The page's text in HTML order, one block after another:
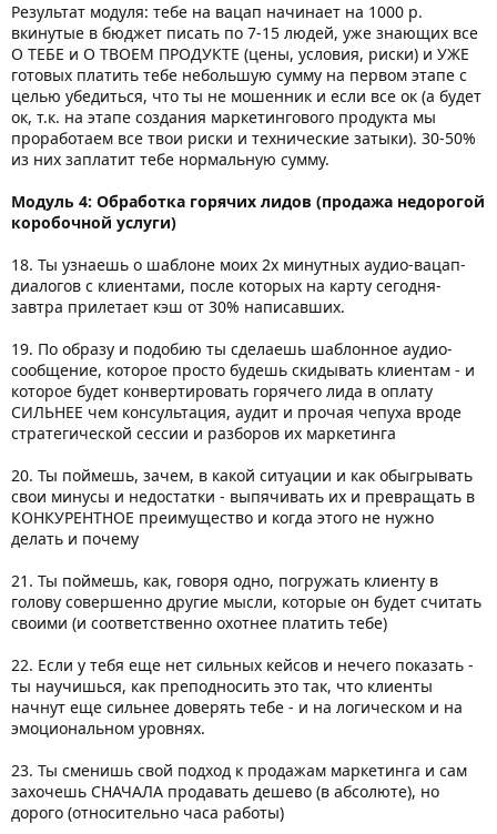
Результат модуля: тебе на вацап начинает на 1000 р.
вкинутые в бюджет писать по 7-15 людей, уже знающих все
О ТЕБЕ и О ТВОЕМ ПРОДУКТЕ (цены, условия, риски) и УЖЕ
готовых платить тебе небольшую сумму на первом этапе с
целью убедиться, что ты не мошенник и если все ок (а будет
ок, т.к. на этапе создания маркетингового продукта мы
проработаем все твои риски и технические затыки). 30-50%
из них заплатит тебе нормальную сумму.
Модуль 4: Обработка горячих лидов (продажа недорогой
коробочной услуги)
18. Ты узнаешь о шаблоне моих 2х минутных аудио-вацап-
диалогов с клиентами, после которых на карту сегодня-
завтра прилетает кэш от 30% написавших.
19. По образу и подобию ты сделаешь шаблонное аудио-
сообщение, которое просто будешь скидывать клиентам - и
которое будет конвертировать горячего лида в оплату
СИЛЬНЕЕ чем консультация, аудит и прочая чепуха вроде
стратегической сессии и разборов их маркетинга
20. Ты поймешь, зачем, в какой ситуации и как обыгрывать
свои минусы и недостатки - выпячивать их и превращать в
КОНКУРЕНТНОЕ преимущество и когда этого не нужно
делать и почему
21. Ты поймешь, как, говоря одно, погружать клиенту в
голову совершенно другие мысли, которые он будет считать
своими (и соответственно охотнее платить тебе)
22. Если у тебя еще нет сильных кейсов и нечего показать -
ты научишься, как преподносить это так, что клиенты
начнут еще сильнее доверять тебе - и на логическом и на
эмоциональном уровнях.
23. Ты сменишь свой подход к продажам маркетинга и сам
захочешь СНАЧАЛА продавать дешево (в абсолюте), но
дорого (относительно часа работы)